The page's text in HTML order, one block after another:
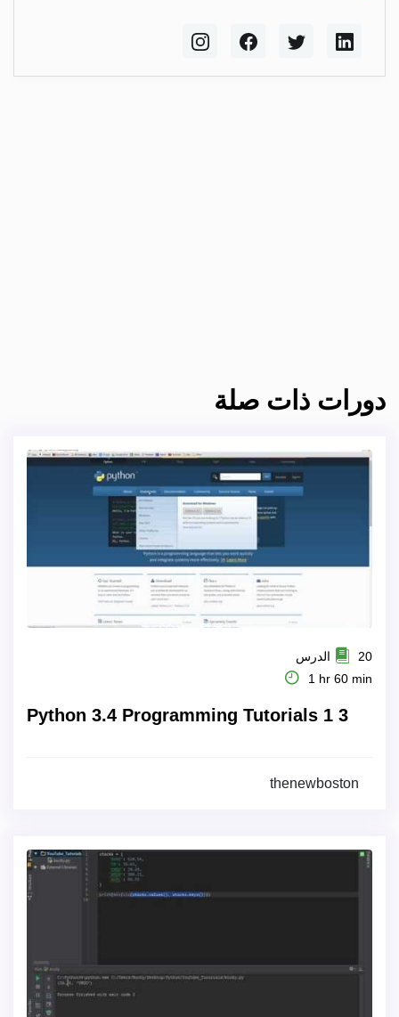
دورات ذات صلة
20 الدرس
1 hr 60 min
Python 3.4 Programming Tutorials 1 3
thenewboston